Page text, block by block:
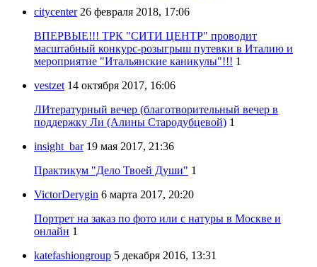
citycenter 26 февраля 2018, 17:06
ВПЕРВЫЕ!!! ТРК "СИТИ ЦЕНТР" проводит
масштабный конкурс-розыгрыш путевки в Италию и
мероприятие "Итальянские каникулы"!!! 1
vestzet 14 октября 2017, 16:06
ЛИтературный вечер (благотворительный вечер в
поддержку Ли (Алины Стародубцевой) 1
insight_bar 19 мая 2017, 21:36
Практикум "Дело Твоей Души" 1
VictorDerygin 6 марта 2017, 20:20
Портрет на заказ по фото или с натуры в Москве и
онлайн 1
katefashiongroup 5 декабря 2016, 13:31